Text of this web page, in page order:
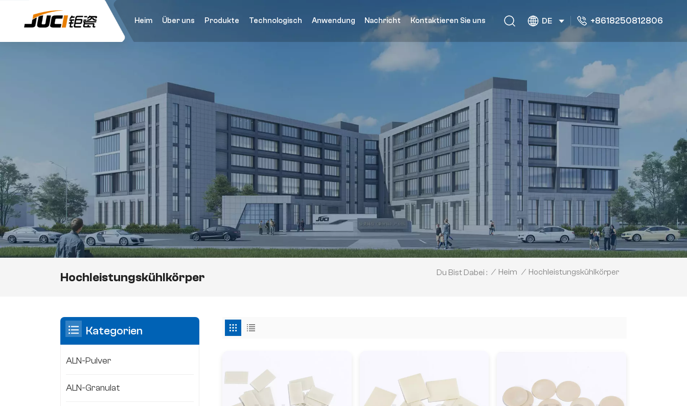
Heim Über uns Produkte Technologisch Anwendung Nachricht Kontaktieren Sie uns DE +8618250812806
Hochleistungskühlkörper Du Bist Dabei : / Heim / Hochleistungskühlkörper
Kategorien
ALN-Pulver
ALN-Granulat